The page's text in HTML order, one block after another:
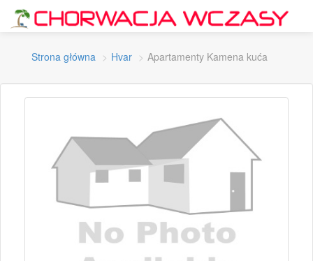
Strona główna Hvar Apartamenty Kamena kuća